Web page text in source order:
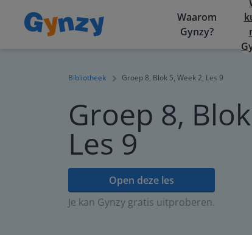
Waarom
Gynzy?
Bibliotheek Groep 8, Blok 5, Week 2, Les 9
Groep 8,
Les 9
Open deze les
Je kan Gynzy gratis uitproberen.